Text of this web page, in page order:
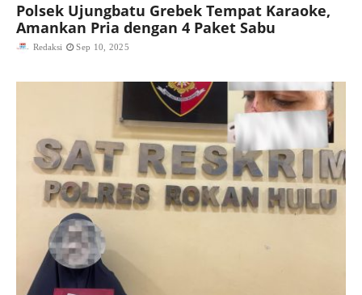
Polsek Ujungbatu Grebek Tempat Karaoke,
Amankan Pria dengan 4 Paket Sabu
Redaksi Sep 10, 2025